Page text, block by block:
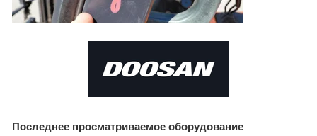
Последнее просматриваемое оборудование